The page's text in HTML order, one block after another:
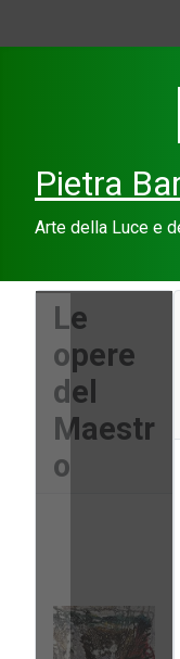
Pietra
Arte della Luce e
Le
opere
del
Maestr
o